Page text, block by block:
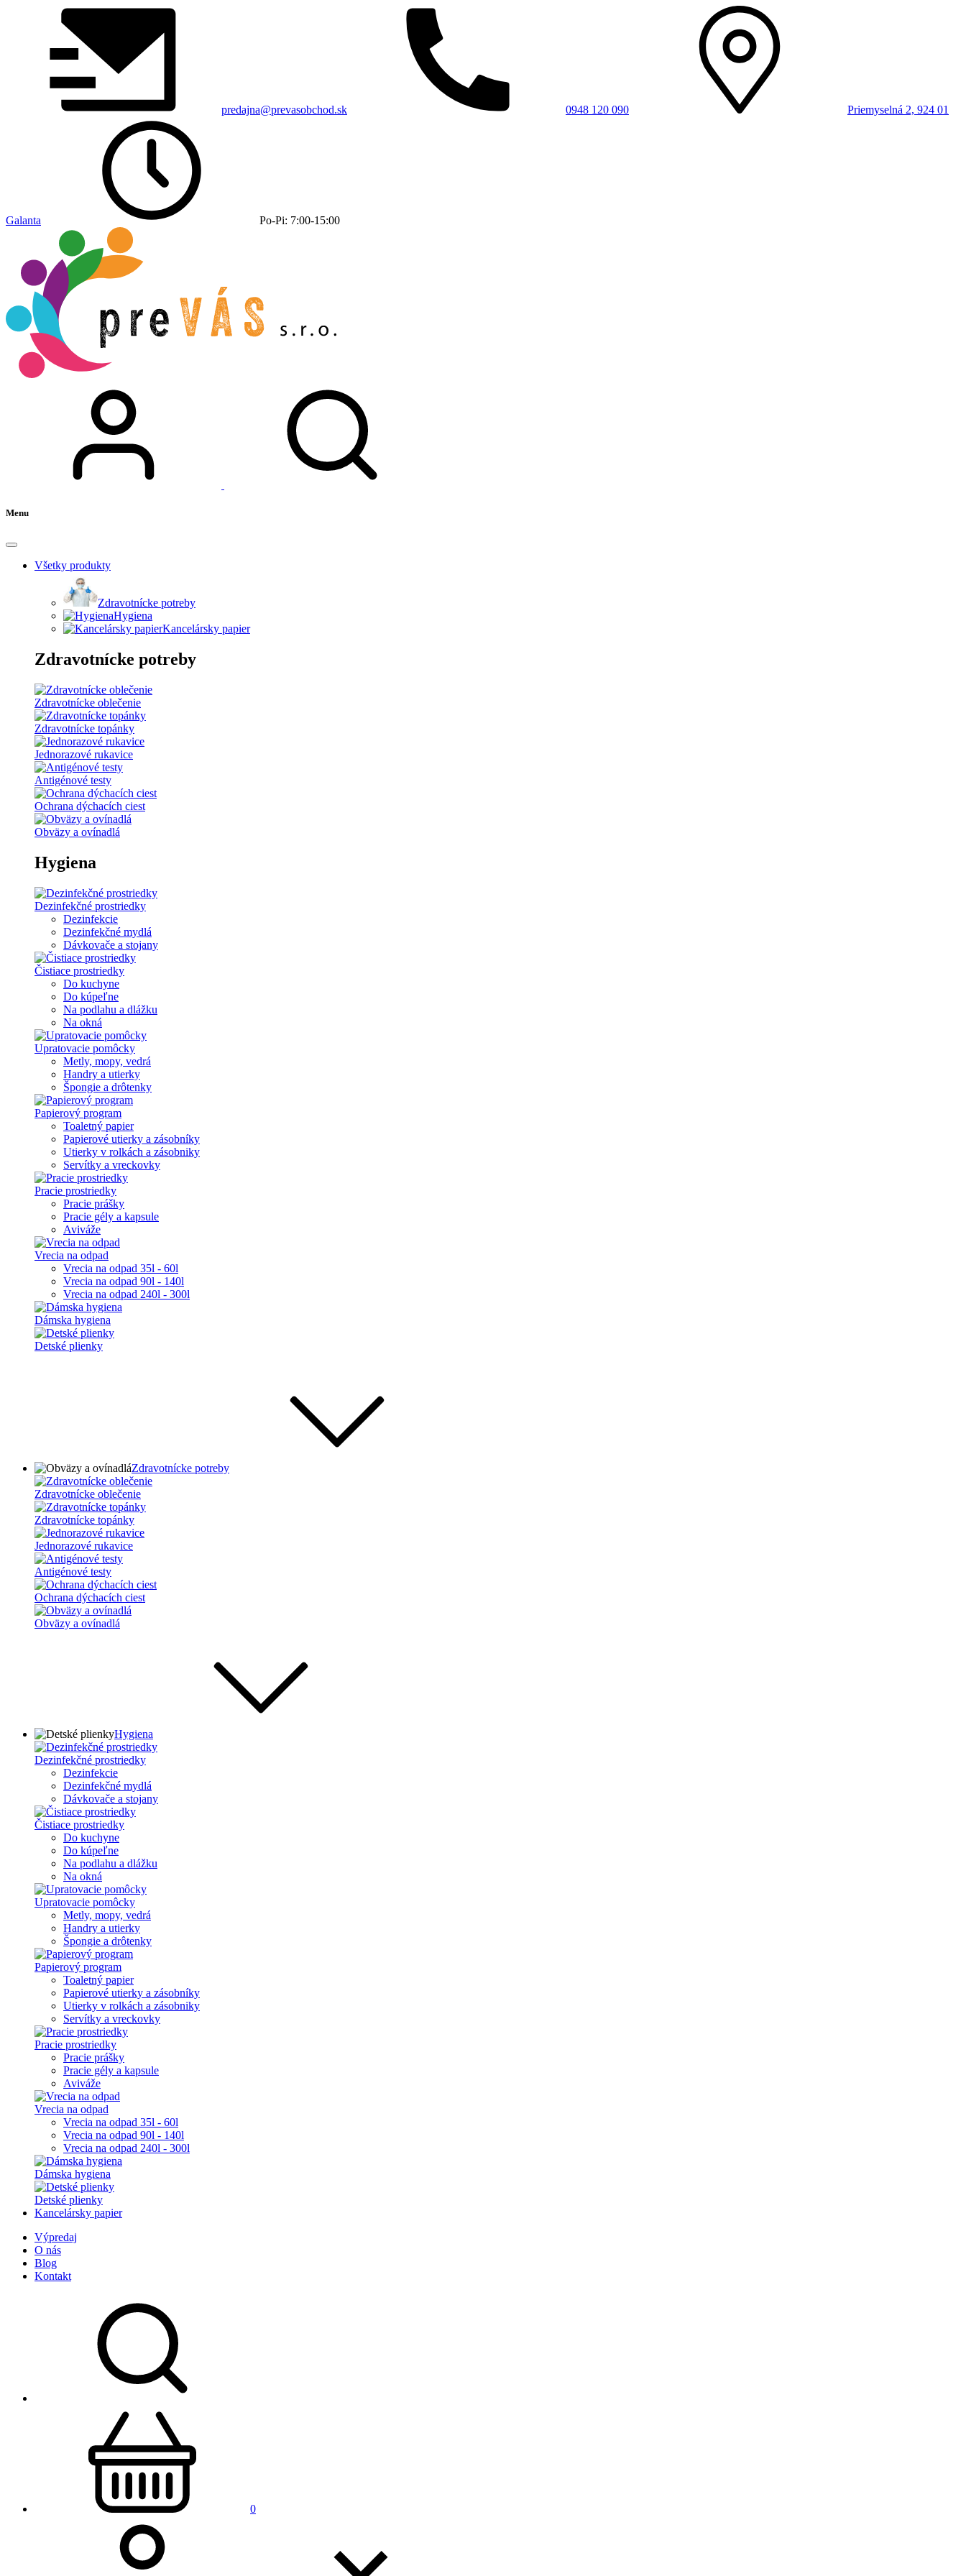
predajna@prevasobchod.sk 0948 120 090 Priemyselná 2, 924 01
Galanta Po-Pi: 7:00-15:00
Menu
Všetky produkty
Zdravotnícke potreby
Hygiena
Kancelársky papier
Zdravotnícke potreby
Zdravotnícke oblečenie
Zdravotnícke topánky
Jednorazové rukavice
Antigénové testy
Ochrana dýchacích ciest
Obväzy a ovínadlá
Hygiena
Dezinfekčné prostriedky
Dezinfekcie
Dezinfekčné mydlá
Dávkovače a stojany
Čistiace prostriedky
Do kuchyne
Do kúpeľne
Na podlahu a dlážku
Na okná
Upratovacie pomôcky
Metly, mopy, vedrá
Handry a utierky
Špongie a drôtenky
Papierový program
Toaletný papier
Papierové utierky a zásobníky
Utierky v rolkách a zásobniky
Servítky a vreckovky
Pracie prostriedky
Pracie prášky
Pracie gély a kapsule
Aviváže
Vrecia na odpad
Vrecia na odpad 35l - 60l
Vrecia na odpad 90l - 140l
Vrecia na odpad 240l - 300l
Dámska hygiena
Detské plienky
Zdravotnícke potreby
Zdravotnícke oblečenie
Zdravotnícke topánky
Jednorazové rukavice
Antigénové testy
Ochrana dýchacích ciest
Obväzy a ovínadlá
Hygiena
Dezinfekčné prostriedky
Dezinfekcie
Dezinfekčné mydlá
Dávkovače a stojany
Čistiace prostriedky
Do kuchyne
Do kúpeľne
Na podlahu a dlážku
Na okná
Upratovacie pomôcky
Metly, mopy, vedrá
Handry a utierky
Špongie a drôtenky
Papierový program
Toaletný papier
Papierové utierky a zásobníky
Utierky v rolkách a zásobniky
Servítky a vreckovky
Pracie prostriedky
Pracie prášky
Pracie gély a kapsule
Aviváže
Vrecia na odpad
Vrecia na odpad 35l - 60l
Vrecia na odpad 90l - 140l
Vrecia na odpad 240l - 300l
Dámska hygiena
Detské plienky
Kancelársky papier
Výpredaj
O nás
Blog
Kontakt
0